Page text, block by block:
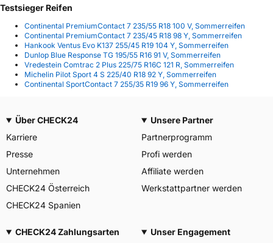
Testsieger Reifen
Continental PremiumContact 7 235/55 R18 100 V, Sommerreifen
Continental PremiumContact 7 235/45 R18 98 Y, Sommerreifen
Hankook Ventus Evo K137 255/45 R19 104 Y, Sommerreifen
Dunlop Blue Response TG 195/55 R16 91 V, Sommerreifen
Vredestein Comtrac 2 Plus 225/75 R16C 121 R, Sommerreifen
Michelin Pilot Sport 4 S 225/40 R18 92 Y, Sommerreifen
Continental SportContact 7 255/35 R19 96 Y, Sommerreifen
Über CHECK24
Karriere
Presse
Unternehmen
CHECK24 Österreich
CHECK24 Spanien
Unsere Partner
Partnerprogramm
Profi werden
Affiliate werden
Werkstattpartner werden
CHECK24 Zahlungsarten
Unser Engagement